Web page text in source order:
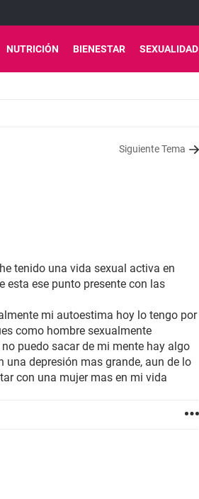
NUTRICIÓN BIENESTAR SEXUALIDAD
Siguiente Tema
tenido una vida sexual activa en
esta ese punto presente con las
mi autoestima hoy lo tengo por
como hombre sexualmente
puedo sacar de mi mente hay algo
una depresión mas grande, aun de lo
con una mujer mas en mi vida